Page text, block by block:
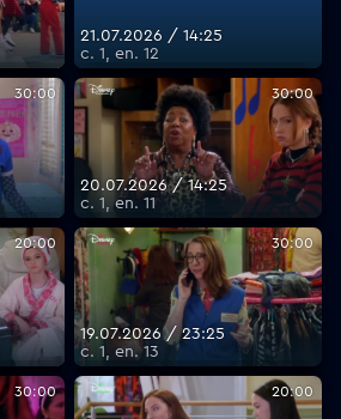
21.07.2026 / 14:25
с. 1, еп. 12
30:00 30:00
20.07.2026 / 14:25
с. 1, еп. 11
20:00 30:00
19.07.2026 / 23:25
с. 1, еп. 13
30:00 20:00